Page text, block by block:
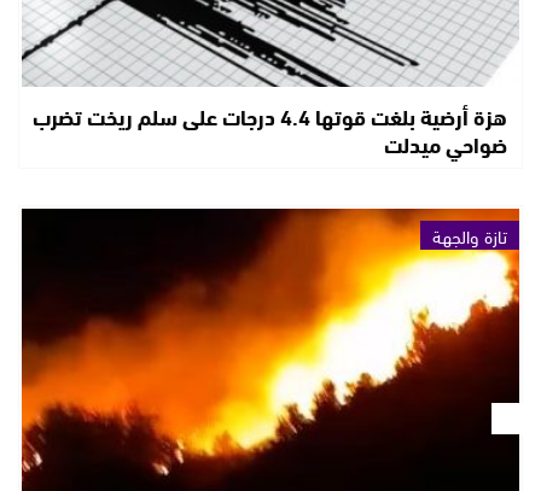
هزة أرضية بلغت قوتها 4.4 درجات على سلم ريخت تضرب
ضواحي ميدلت
تازة والجهة